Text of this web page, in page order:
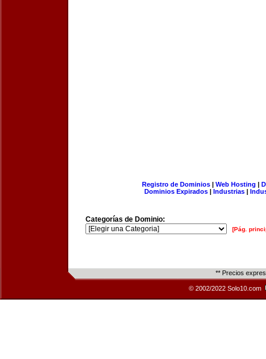
Registro de Dominios| Web Hosting |
Dominios Expirados | Industrias |
Categorías de Dominio:
[Pág.
** Precios
© 2002/2022 Solo10.com